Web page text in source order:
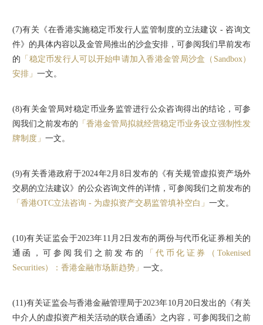
(7)有关《在香港实施稳定币发行人监管制度的立法建议 - 咨询文
件》的具体内容以及金管局推出的沙盒安排，可参阅我们早前发布
的 「稳定币发行人可以开始申请加入香港金管局沙盒（Sandbox）
安排」 一文。
(8)有关金管局对稳定币业务监管进行公众咨询得出的结论，可参
阅我们之前发布的 「香港金管局拟就经营稳定币业务设立强制性发
牌制度」 一文。
(9)有关香港政府于2024年2月8日发布的《有关规管虚拟资产场外
交易的立法建议》的公众咨询文件的详情，可参阅我们之前发布的
「香港OTC立法咨询 - 为虚拟资产交易监管填补空白」 一文。
(10)有关证监会于2023年11月2日发布的两份与代币化证券相关的
通函，可参阅我们之前发布的
「代币化证券（Tokenised
Securities）：香港金融市场新趋势」 一文。
(11)有关证监会与香港金融管理局于2023年10月20日发出的《有关
中介人的虚拟资产相关活动的联合通函》之内容，可参阅我们之前